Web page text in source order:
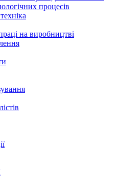
процесів
на виробництві